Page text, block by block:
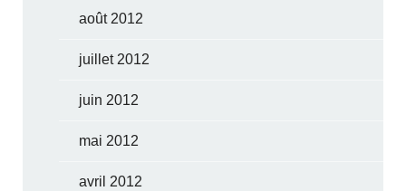
août 2012
juillet 2012
juin 2012
mai 2012
avril 2012